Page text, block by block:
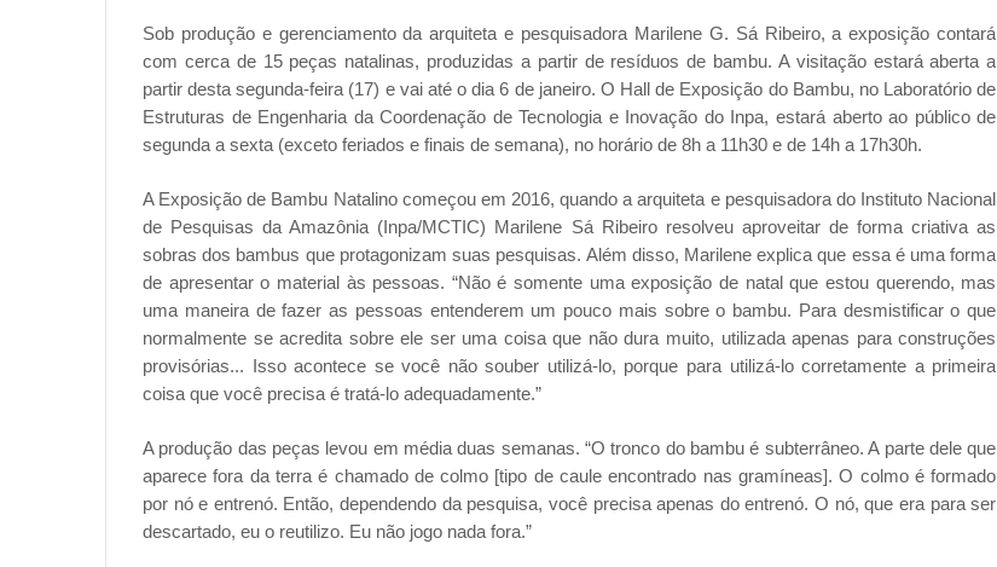
Sob produção e gerenciamento da arquiteta e pesquisadora Marilene G. Sá Ribeiro, a exposição contará
com cerca de 15 peças natalinas, produzidas a partir de resíduos de bambu. A visitação estará aberta a
partir desta segunda-feira (17) e vai até o dia 6 de janeiro. O Hall de Exposição do Bambu, no Laboratório de
Estruturas de Engenharia da Coordenação de Tecnologia e Inovação do Inpa, estará aberto ao público de
segunda a sexta (exceto feriados e finais de semana), no horário de 8h a 11h30 e de 14h a 17h30h.
A Exposição de Bambu Natalino começou em 2016, quando a arquiteta e pesquisadora do Instituto Nacional
de Pesquisas da Amazônia (Inpa/MCTIC) Marilene Sá Ribeiro resolveu aproveitar de forma criativa as
sobras dos bambus que protagonizam suas pesquisas. Além disso, Marilene explica que essa é uma forma
de apresentar o material às pessoas. “Não é somente uma exposição de natal que estou querendo, mas
uma maneira de fazer as pessoas entenderem um pouco mais sobre o bambu. Para desmistificar o que
normalmente se acredita sobre ele ser uma coisa que não dura muito, utilizada apenas para construções
provisórias... Isso acontece se você não souber utilizá-lo, porque para utilizá-lo corretamente a primeira
coisa que você precisa é tratá-lo adequadamente.”
A produção das peças levou em média duas semanas. “O tronco do bambu é subterrâneo. A parte dele que
aparece fora da terra é chamado de colmo [tipo de caule encontrado nas gramíneas]. O colmo é formado
por nó e entrenó. Então, dependendo da pesquisa, você precisa apenas do entrenó. O nó, que era para ser
descartado, eu o reutilizo. Eu não jogo nada fora.”